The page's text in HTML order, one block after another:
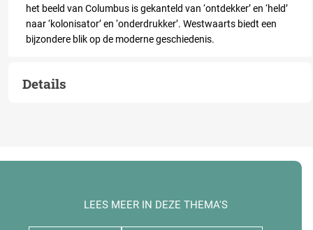
het beeld van Columbus is gekanteld van ‘ontdekker’ en ‘held’
naar ‘kolonisator’ en ‘onderdrukker’. Westwaarts biedt een
bijzondere blik op de moderne geschiedenis.
Details
LEES MEER IN DEZE THEMA'S